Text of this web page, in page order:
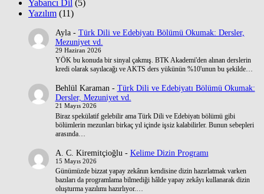
Yabancı Dil (5)
Yazılım (11)
Ayla- Türk Dili ve Edebiyatı Bölümü Okumak: Dersler,
Mezuniyet vd.
29 Haziran 2026
YÖK bu konuda bir sinyal çakmış. BTK Akademi'den alınan derslerin
kredi olarak sayılacağı ve AKTS ders yükünün %10'unun bu şekilde…
Behlül Karaman- Türk Dili ve Edebiyatı Bölümü Okumak:
Dersler, Mezuniyet vd.
21 Mayıs 2026
Biraz spekülatif gelebilir ama Türk Dili ve Edebiyatı bölümü gibi
bölümlerin mezunları birkaç yıl içinde işsiz kalabilirler. Bunun sebepleri
arasında…
A. C. Kiremitçioğlu - Kelime Dizin Programı
15 Mayıs 2026
Günümüzde bizzat yapay zekânın kendisine dizin hazırlatmak varken
bazıları da programlama bilmediği hâlde yapay zekâyı kullanarak dizin
oluşturma yazılımı hazırlıyor.…